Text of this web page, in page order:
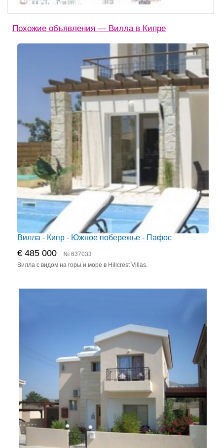
Похожие объявления — Вилла в Кипре
Вилла - Кипр - Южное побережье - Пафос
€ 485 000 № 637033
Вилла с видом на горы и море в Hillcrest Villas.